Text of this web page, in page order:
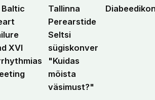
Baltic
XVI
Tallinna
Perearstide
Seltsi
sügiskonverents
"Kuidas
mõista
väsimust?"